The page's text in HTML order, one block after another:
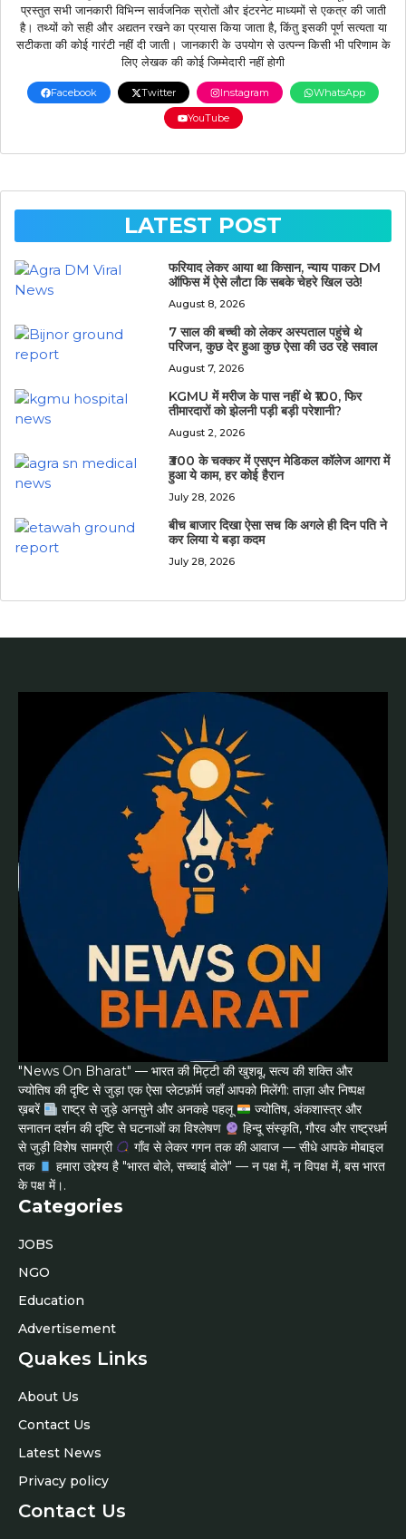
प्रस्तुत सभी जानकारी विभिन्न सार्वजनिक स्रोतों और इंटरनेट माध्यमों से एकत्र की जाती
है। तथ्यों को सही और अद्यतन रखने का प्रयास किया जाता है, किंतु इसकी पूर्ण सत्यता या
सटीकता की कोई गारंटी नहीं दी जाती। जानकारी के उपयोग से उत्पन्न किसी भी परिणाम के
लिए लेखक की कोई जिम्मेदारी नहीं होगी
Facebook Twitter Instagram
WhatsApp
YouTube
LATEST POST
फरियाद लेकर आया था किसान, न्याय पाकर DM
ऑफिस में ऐसे लौटा कि सबके चेहरे खिल उठे!
August 8, 2026
7 साल की बच्ची को लेकर अस्पताल पहुंचे थे
परिजन, कुछ देर हुआ कुछ ऐसा की उठ रहे सवाल
August 7, 2026
KGMU में मरीज के पास नहीं थे ₹100, फिर
तीमारदारों को झेलनी पड़ी बड़ी परेशानी?
August 2, 2026
₹300 के चक्कर में एसएन मेडिकल कॉलेज आगरा में
हुआ ये काम, हर कोई हैरान
July 28, 2026
बीच बाजार दिखा ऐसा सच कि अगले ही दिन पति ने
कर लिया ये बड़ा कदम
July 28, 2026
"News On Bharat" — भारत की मिट्टी की खुशबू, सत्य की शक्ति और
ज्योतिष की दृष्टि से जुड़ा एक ऐसा प्लेटफ़ॉर्म जहाँ आपको मिलेंगी: ताज़ा और निष्पक्ष
ख़बरें
राष्ट्र से जुड़े अनसुने और अनकहे पहलू
ज्योतिष, अंकशास्त्र और
सनातन दर्शन की दृष्टि से घटनाओं का विश्लेषण
हिन्दू संस्कृति, गौरव और राष्ट्रधर्म
से जुड़ी विशेष सामग्री
गाँव से लेकर गगन तक की आवाज — सीधे आपके मोबाइल
तक
हमारा उद्देश्य है "भारत बोले, सच्चाई बोले" — न पक्ष में, न विपक्ष में, बस भारत
के पक्ष में।.
Categories
JOBS
NGO
Education
Advertisement
Quakes Links
About Us
Contact Us
Latest News
Privacy policy
Contact Us